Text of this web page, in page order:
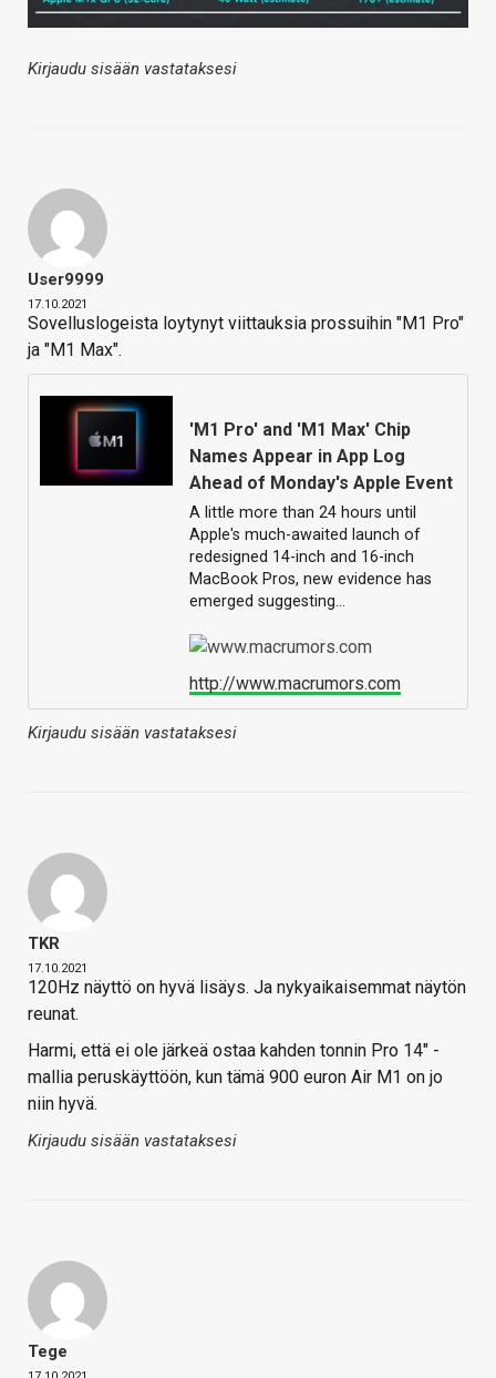
Kirjaudu sisään vastataksesi
User9999
17.10.2021
Sovelluslogeista loytynyt viittauksia prossuihin "M1 Pro"
ja "M1 Max".
'M1 Pro' and 'M1 Max' Chip
Names Appear in App Log
Ahead of Monday's Apple Event
A little more than 24 hours until
Apple's much-awaited launch of
redesigned 14-inch and 16-inch
MacBook Pros, new evidence has
emerged suggesting…
http://www.macrumors.com
Kirjaudu sisään vastataksesi
TKR
17.10.2021
120Hz näyttö on hyvä lisäys. Ja nykyaikaisemmat näytön
reunat.
Harmi, että ei ole järkeä ostaa kahden tonnin Pro 14" -
mallia peruskäyttöön, kun tämä 900 euron Air M1 on jo
niin hyvä.
Kirjaudu sisään vastataksesi
Tege